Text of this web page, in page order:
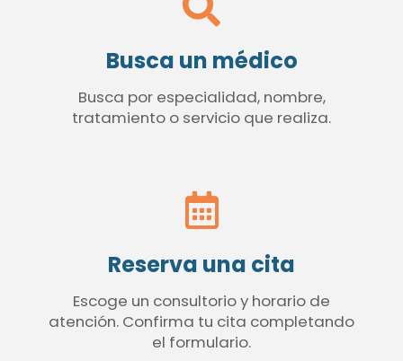
Busca un médico
Busca por especialidad, nombre,
tratamiento o servicio que realiza.
Reserva una cita
Escoge un consultorio y horario de
atención. Confirma tu cita completando
el formulario.